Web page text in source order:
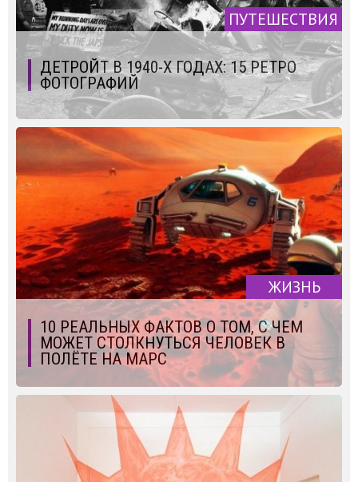
ПУТЕШЕСТВИЯ
ДЕТРОЙТ В 1940-Х ГОДАХ: 15 РЕТРО
ФОТОГРАФИЙ
ЖИЗНЬ
10 РЕАЛЬНЫХ ФАКТОВ О ТОМ, С ЧЕМ
МОЖЕТ СТОЛКНУТЬСЯ ЧЕЛОВЕК В
ПОЛЁТЕ НА МАРС